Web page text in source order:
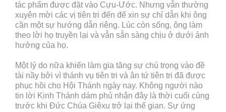
tác phẩm được đặt vào Cựu-Ước. Nhưng vẫn thường
xuyên mời các vị tiên tri đến để xin sự chỉ dẫn khi ông
cần một sự hướng dẫn riêng. Lúc còn sống, ông làm
theo lời họ truyền lại và vẫn sẵn sàng chịu ở dưới ảnh
hưởng của họ.
Một lý do nữa khiến làm gia tăng sự chú trọng vào đề
tài nầy bởi vì thánh vụ tiên tri và ân tứ tiên tri đã được
phục hồi cho Hội Thánh ngày nay. Không người nào
tin lời Kinh Thánh dám phủ nhận đây là thời cuối cùng
trước khi Đức Chúa Giêxu trở lại thế gian. Sự ứng